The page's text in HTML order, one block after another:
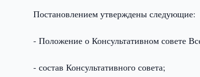
Постановлением утверждены следующие:
- Положение о Консультативном совете
- состав Консультативного совета;